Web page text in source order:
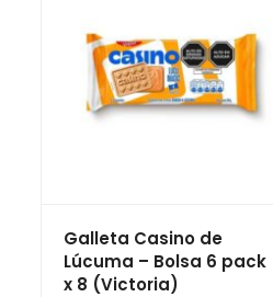
Galleta Casino de
Lúcuma – Bolsa 6 pack
x 8 (Victoria)